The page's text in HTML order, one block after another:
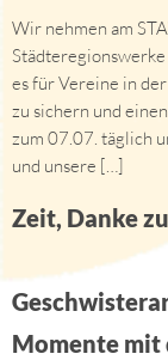
Wir nehmen am
es für Vereine in
zu sichern und
zum 07.07. täglich
und unsere […]
Zeit, Danke
Momente mit